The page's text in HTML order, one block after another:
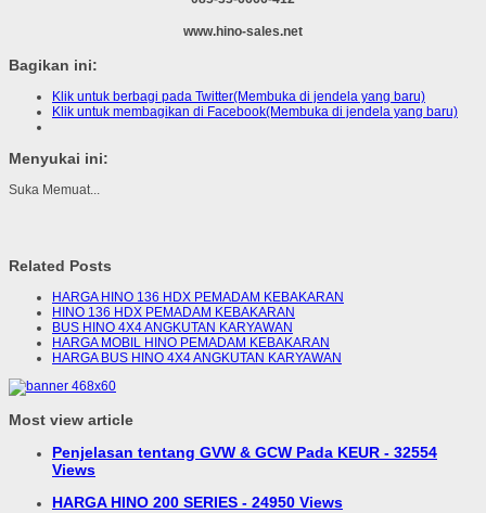
www.hino-sales.net
Bagikan ini:
Klik untuk berbagi pada Twitter(Membuka di jendela yang baru)
Klik untuk membagikan di Facebook(Membuka di jendela yang baru)
Menyukai ini:
Suka Memuat...
Related Posts
HARGA HINO 136 HDX PEMADAM KEBAKARAN
HINO 136 HDX PEMADAM KEBAKARAN
BUS HINO 4X4 ANGKUTAN KARYAWAN
HARGA MOBIL HINO PEMADAM KEBAKARAN
HARGA BUS HINO 4X4 ANGKUTAN KARYAWAN
Most view article
Penjelasan tentang GVW & GCW Pada KEUR - 32554
Views
HARGA HINO 200 SERIES - 24950 Views